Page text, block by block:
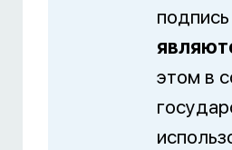
этом в